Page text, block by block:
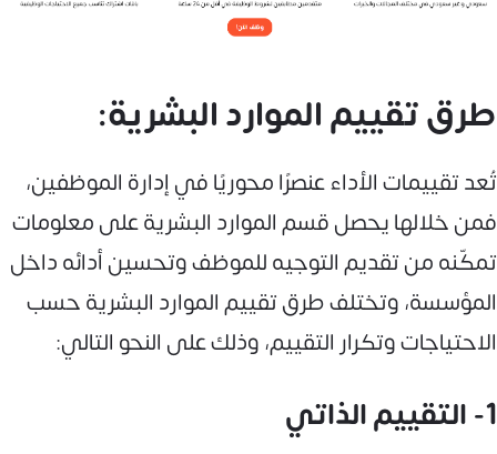
طرق تقييم الموارد البشرية:
تُعد تقييمات الأداء عنصرًا محوريًا في إدارة الموظفين،
فمن خلالها يحصل قسم الموارد البشرية على معلومات
تمكّنه من تقديم التوجيه للموظف وتحسين أدائه داخل
المؤسسة، وتختلف طرق تقييم الموارد البشرية حسب
الاحتياجات وتكرار التقييم، وذلك على النحو التالي:
1- التقييم الذاتي